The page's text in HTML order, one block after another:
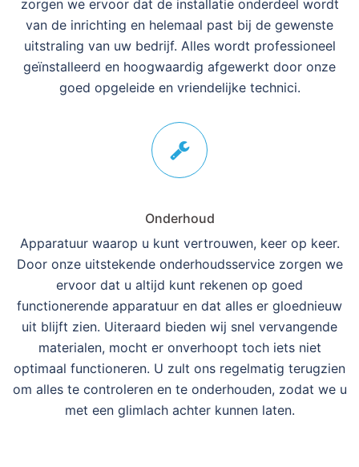
zorgen we ervoor dat de installatie onderdeel wordt
van de inrichting en helemaal past bij de gewenste
uitstraling van uw bedrijf. Alles wordt professioneel
geïnstalleerd en hoogwaardig afgewerkt door onze
goed opgeleide en vriendelijke technici.
Onderhoud
Apparatuur waarop u kunt vertrouwen, keer op keer.
Door onze uitstekende onderhoudsservice zorgen we
ervoor dat u altijd kunt rekenen op goed
functionerende apparatuur en dat alles er gloednieuw
uit blijft zien. Uiteraard bieden wij snel vervangende
materialen, mocht er onverhoopt toch iets niet
optimaal functioneren. U zult ons regelmatig terugzien
om alles te controleren en te onderhouden, zodat we u
met een glimlach achter kunnen laten.